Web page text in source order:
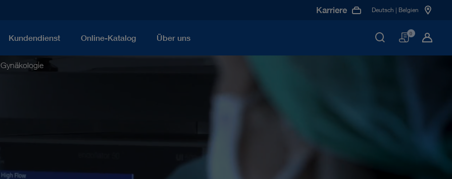
Kundendienst Online-Katalog Über uns
Karriere Deutsch | Belgien
0
Gynäkologie